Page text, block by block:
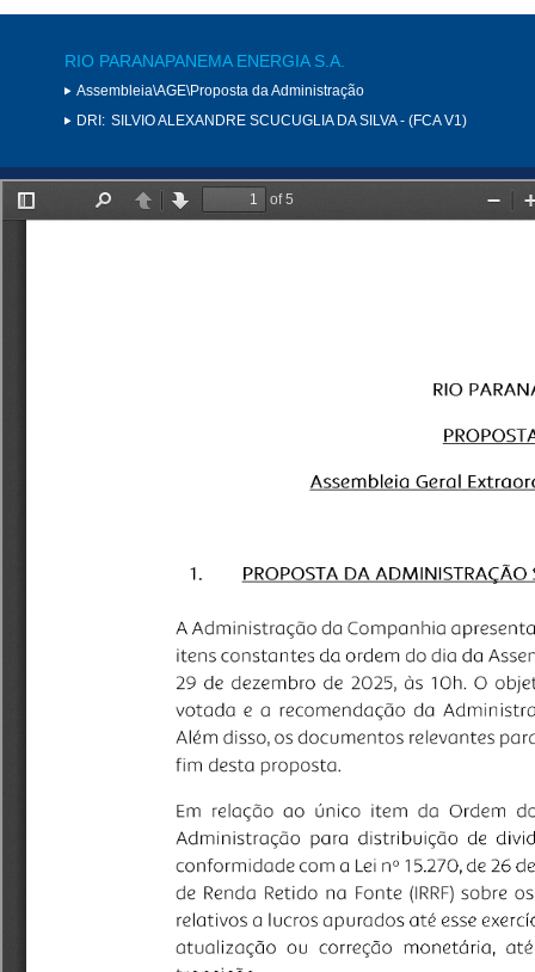
RIO PARANAPANEMA ENERGIA S.A.
Assembleia\AGE\Proposta da Administração
DRI: SILVIO ALEXANDRE SCUCUGLIA DA SILVA - (FCA V1)